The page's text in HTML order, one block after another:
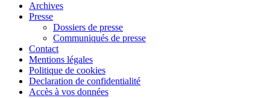
Archives
Presse
Dossiers de presse
Communiqués de presse
Contact
Mentions légales
Politique de cookies
Declaration de confidentialité
Accès à vos données